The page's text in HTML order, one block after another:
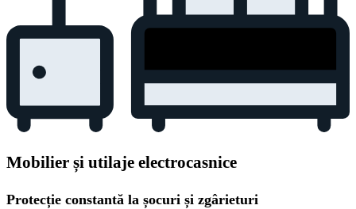
Mobilier și utilaje electrocasnice
Protecție constantă la șocuri și zgârieturi